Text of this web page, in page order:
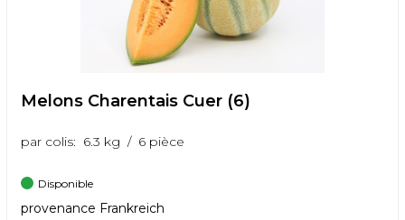
Melons Charentais Cuer (6)
par colis: 6.3 kg / 6 pièce
Disponible
provenance Frankreich